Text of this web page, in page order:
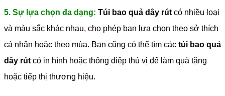
5. Sự lựa chọn đa dạng: Túi bao quả dây rút có nhiều loại
và màu sắc khác nhau, cho phép bạn lựa chọn theo sở thích
cá nhân hoặc theo mùa. Bạn cũng có thể tìm các túi bao quả
dây rút có in hình hoặc thông điệp thú vị để làm quà tặng
hoặc tiếp thị thương hiệu.